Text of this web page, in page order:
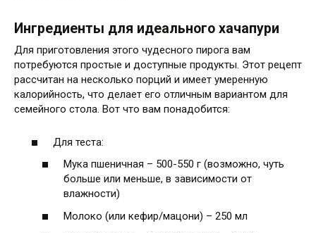
Ингредиенты для идеального хачапури
Для приготовления этого чудесного пирога вам
потребуются простые и доступные продукты. Этот рецепт
рассчитан на несколько порций и имеет умеренную
калорийность, что делает его отличным вариантом для
семейного стола. Вот что вам понадобится:
Для теста:
Мука пшеничная – 500-550 г (возможно, чуть
больше или меньше, в зависимости от
влажности)
Молоко (или кефир/мацони) – 250 мл